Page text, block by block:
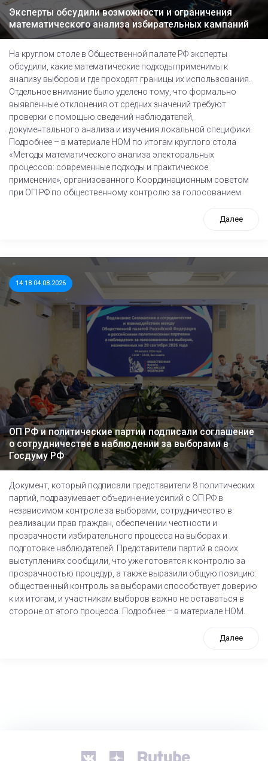
Эксперты обсудили возможности и ограничения
математического анализа избирательных кампаний
На круглом столе в Общественной палате РФ эксперты
обсудили, какие математические подходы применимы к
анализу выборов и где проходят границы их использования.
Отдельное внимание было уделено тому, что формально
выявленные отклонения от средних значений требуют
проверки с помощью сведений наблюдателей,
документального анализа и изучения локальной специфики.
Подробнее – в материале НОМ по итогам круглого стола
«Методы математического анализа электоральных
процессов: современные подходы и практическое
применение», организованного Координационным советом
при ОП РФ по общественному контролю за голосованием.
Далее
14:18 04.08.2026
ОП РФ и политические партии подписали соглашение
о сотрудничестве в наблюдении за выборами в
Госдуму РФ
Документ, который подписали представители 8 политических
партий, подразумевает объединение усилий с ОП РФ в
независимом контроле за выборами, сотрудничество в
реализации прав граждан, обеспечении честности и
прозрачности избирательного процесса на выборах и
подготовке наблюдателей. Представители партий в своих
выступлениях сообщили, что уже готовятся к контролю за
прозрачностью процедур, а также выразили общую позицию:
общественный контроль за выборами способствует доверию
к их итогам, и участникам выборов важно не оставаться в
стороне от этого процесса. Подробнее – в материале НОМ.
Далее